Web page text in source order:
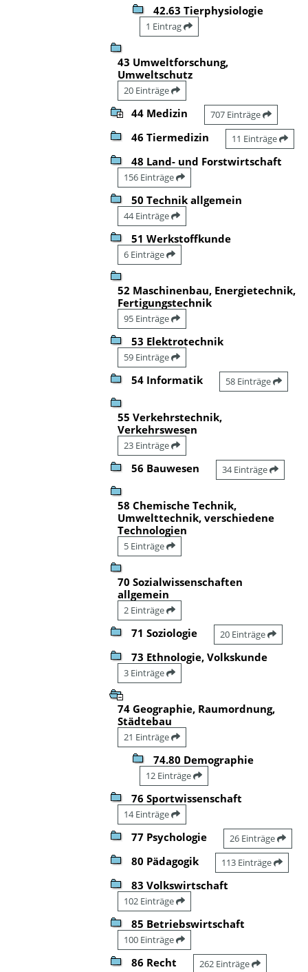
42.63 Tierphysiologie
1 Eintrag
43 Umweltforschung,
Umweltschutz
20 Einträge
44 Medizin 707 Einträge
46 Tiermedizin 11 Einträge
48 Land- und Forstwirtschaft
156 Einträge
50 Technik allgemein
44 Einträge
51 Werkstoffkunde
6 Einträge
52 Maschinenbau, Energietechnik,
Fertigungstechnik
95 Einträge
53 Elektrotechnik
59 Einträge
54 Informatik 58 Einträge
55 Verkehrstechnik,
Verkehrswesen
23 Einträge
56 Bauwesen 34 Einträge
58 Chemische Technik,
Umwelttechnik, verschiedene
Technologien
5 Einträge
70 Sozialwissenschaften
allgemein
2 Einträge
71 Soziologie 20 Einträge
73 Ethnologie, Volkskunde
3 Einträge
74 Geographie, Raumordnung,
Städtebau
21 Einträge
74.80 Demographie
12 Einträge
76 Sportwissenschaft
14 Einträge
77 Psychologie 26 Einträge
80 Pädagogik 113 Einträge
83 Volkswirtschaft
102 Einträge
85 Betriebswirtschaft
100 Einträge
86 Recht 262 Einträge